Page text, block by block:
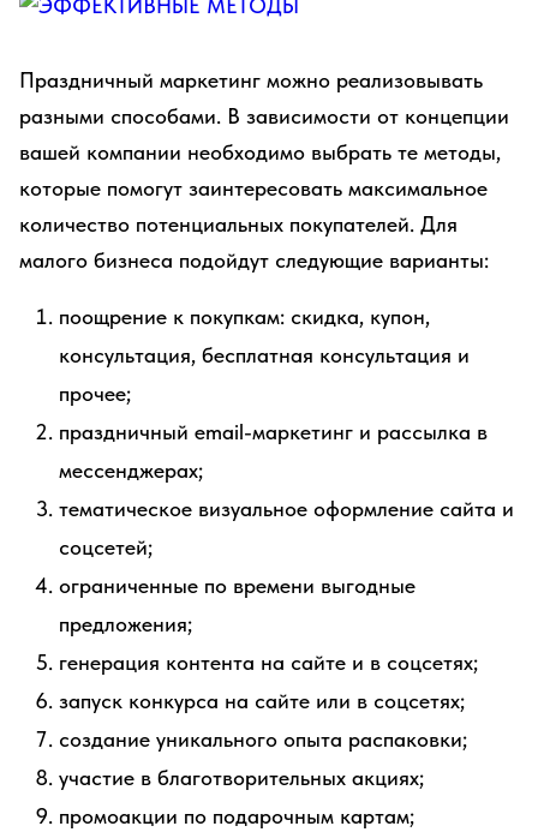
Праздничный маркетинг можно реализовывать
разными способами. В зависимости от концепции
вашей компании необходимо выбрать те методы,
которые помогут заинтересовать максимальное
количество потенциальных покупателей. Для
малого бизнеса подойдут следующие варианты:
поощрение к покупкам: скидка, купон,
консультация, бесплатная консультация и
прочее;
праздничный email-маркетинг и рассылка в
мессенджерах;
тематическое визуальное оформление сайта и
соцсетей;
ограниченные по времени выгодные
предложения;
генерация контента на сайте и в соцсетях;
запуск конкурса на сайте или в соцсетях;
создание уникального опыта распаковки;
участие в благотворительных акциях;
промоакции по подарочным картам;